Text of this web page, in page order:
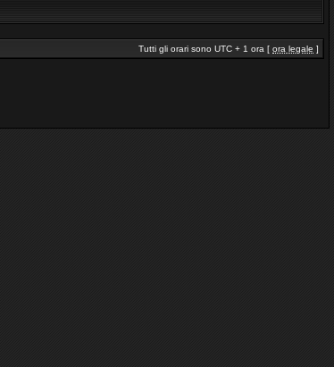
Tutti gli orari sono UTC + 1 ora [ ora legale ]